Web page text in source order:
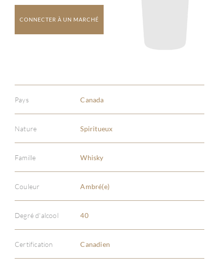
À
CONNECTER À UN MARCHÉ
Pays Canada
Nature Spiritueux
Famille Whisky
Couleur Ambré(e)
Degré d'alcool 40
Certification Canadien